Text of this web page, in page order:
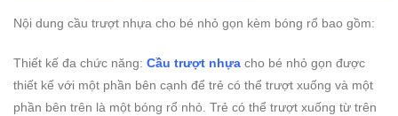
Nội dung cầu trượt nhựa cho bé nhỏ gọn kèm bóng rổ bao gồm:
Thiết kế đa chức năng: Cầu trượt nhựa cho bé nhỏ gọn được
thiết kế với một phần bên cạnh để trẻ có thể trượt xuống và một
phần bên trên là một bóng rổ nhỏ. Trẻ có thể trượt xuống từ trên